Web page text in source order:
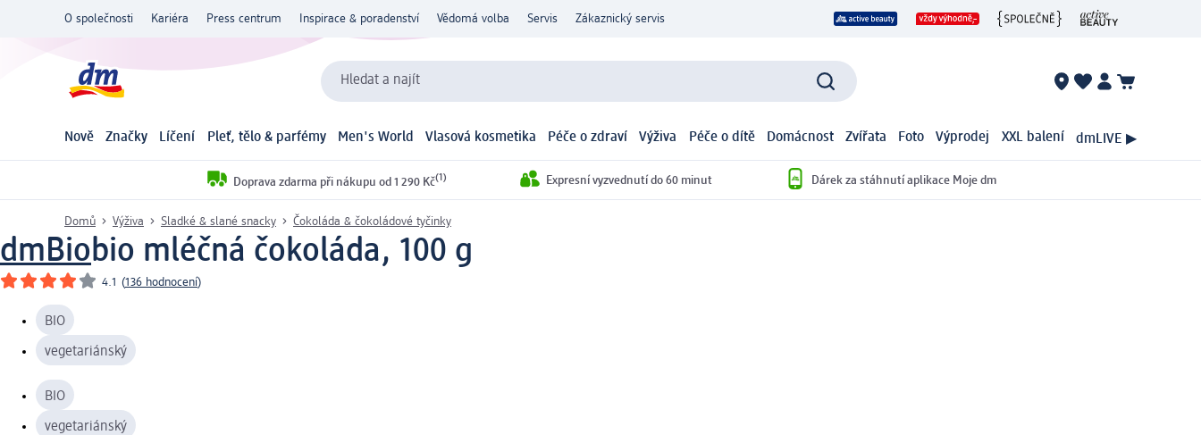
O společnosti Kariéra Press centrum Inspirace & poradenství Vědomá volba Servis Zákaznický servis
Hledat a najít
Nově Značky Líčení Pleť, tělo & parfémy Men's World Vlasová kosmetika Péče o zdraví Výživa Péče o dítě Domácnost Zvířata Foto Výprodej XXL balení dmLIVE ▶
Doprava zdarma při nákupu od 1 290 Kč(1) Expresní vyzvednutí do 60 minut Dárek za stáhnutí aplikace Moje dm
Domů Výživa Sladké & slané snacky Čokoláda & čokoládové tyčinky
dmBiobio mléčná čokoláda, 100 g
4.1 (136 hodnocení)
BIO
vegetariánský
BIO
vegetariánský